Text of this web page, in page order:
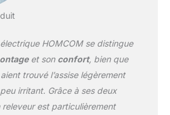
inclinable idéal pour les
personnes âgées ou à
mobilité réduite GRAND
CONFORT : Assise dotée
d'un épais garnissage
mousse haute densité
HOMCOM se distingue
et son confort, bien que
trouvé l’assise légèrement
irritant. Grâce à ses deux
est particulièrement